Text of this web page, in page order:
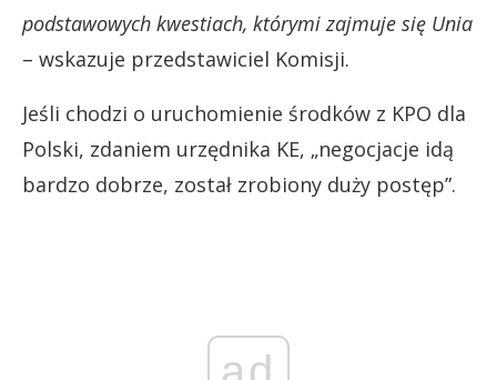
podstawowych kwestiach, którymi zajmuje się Unia
– wskazuje przedstawiciel Komisji.
Jeśli chodzi o uruchomienie środków z KPO dla
Polski, zdaniem urzędnika KE, „negocjacje idą
bardzo dobrze, został zrobiony duży postęp”.